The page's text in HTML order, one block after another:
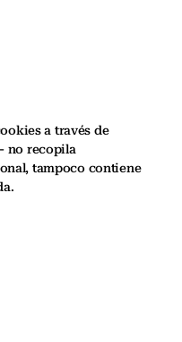
a través de
no recopila
tampoco contiene